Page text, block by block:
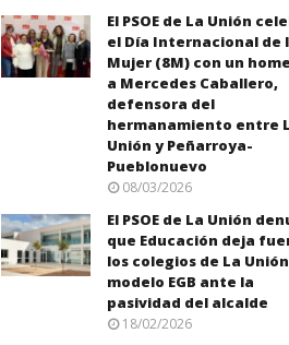
El PSOE de La Unión
el Día Internacional de
Mujer (8M) con un
a Mercedes Caballero,
defensora del
hermanamiento entre
Unión y Peñarroya-
Pueblonuevo
08/03/2026
El PSOE de La Unión
que Educación deja
los colegios de La
modelo EGB ante la
pasividad del alcalde
18/02/2026